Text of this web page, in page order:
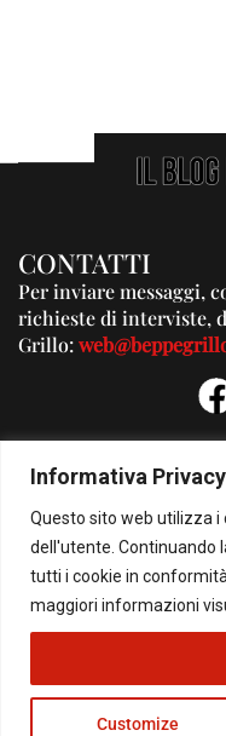
Informativa Privacy
Questo sito web utilizza
dell'utente. Continuando
tutti i cookie in
maggiori informazioni
Customize
CONTATTI
Per inviare messaggi,
richieste di interviste,
Grillo:
© Copyright 2026 - Il Blog di